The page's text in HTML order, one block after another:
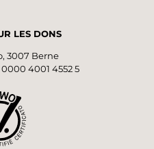
LES DONS
3007 Berne
4001 4552 5